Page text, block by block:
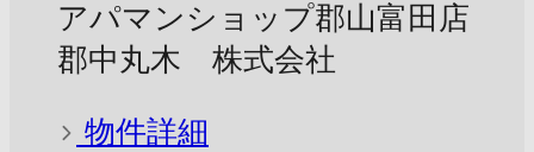
アパマンショップ郡山富田店
郡中丸木 株式会社
物件詳細